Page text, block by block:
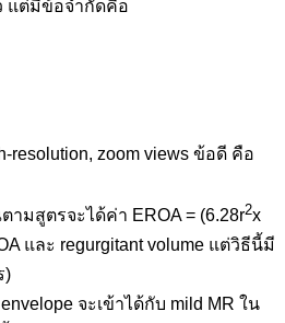
แต่มีข้อจำกัดคือ
resolution, zoom views ข้อดี คือ
มสูตรจะได้ค่า EROA = (6.28r2x
และ regurgitant volume แต่วิธีนี้มี
)
จะเข้าได้กับ mild MR ใน